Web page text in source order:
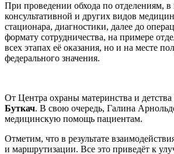
При проведении обхода по отделениям,
консультативной и других видов
стационара, диагностики, далее до
формату сотрудничества, на примере
всех этапах её оказания, но и на месте
федерального значения.
От Центра охраны материнства и
Буткач. В свою очередь, Галина
медицинскую помощь пациентам.
Отметим, что в результате
и маршрутизации. Все это приведёт к